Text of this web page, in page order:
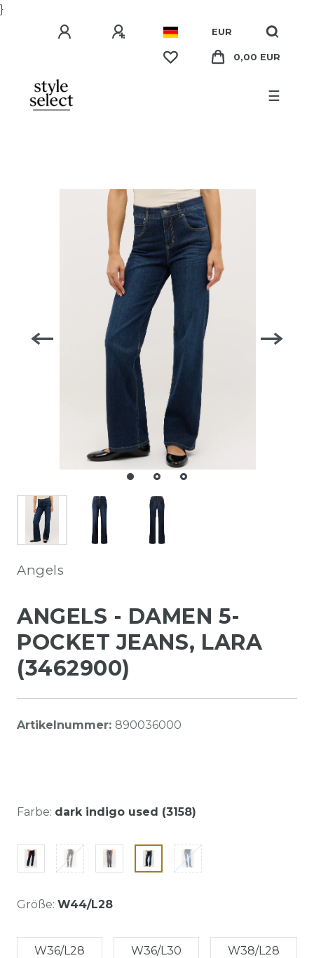
}
EUR
0,00 EUR
☰
Angels
ANGELS - DAMEN 5-
POCKET JEANS, LARA
(3462900)
Artikelnummer: 890036000
Farbe: dark indigo used (3158)
Größe: W44/L28
W36/L28 W36/L30 W38/L28